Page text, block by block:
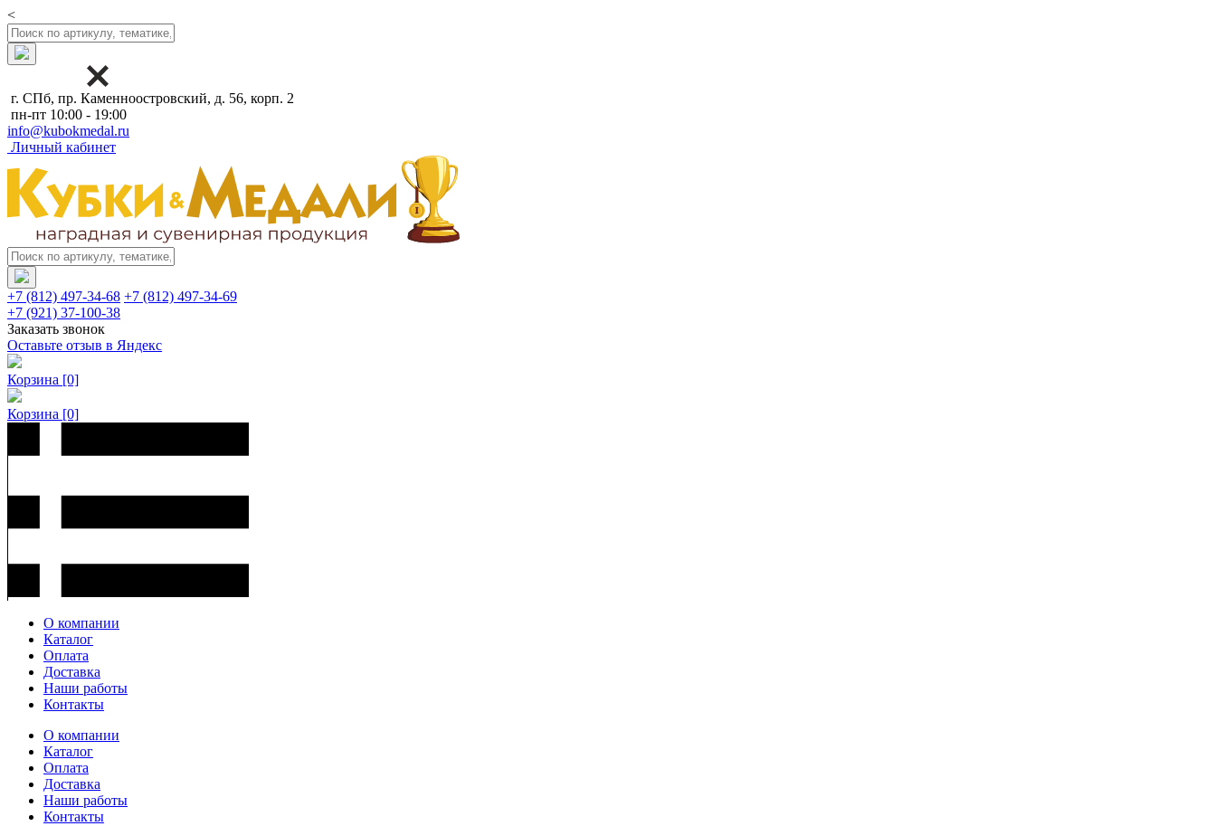
<
г. СПб, пр. Каменноостровский, д. 56, корп. 2
пн-пт 10:00 - 19:00
info@kubokmedal.ru
Личный кабинет
+7 (812) 497-34-68 +7 (812) 497-34-69
+7 (921) 37-100-38
Заказать звонок
Оставьте отзыв в Яндекс
Корзина [0]
Корзина [0]
О компании
Каталог
Оплата
Доставка
Наши работы
Контакты
О компании
Каталог
Оплата
Доставка
Наши работы
Контакты